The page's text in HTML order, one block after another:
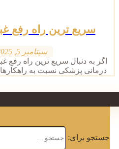
سریع ترین راه
سپتامبر 5, 2025
اگر به دنبال سریع ترین راه
درمانی پزشکی نسبت به
جستجو برای: